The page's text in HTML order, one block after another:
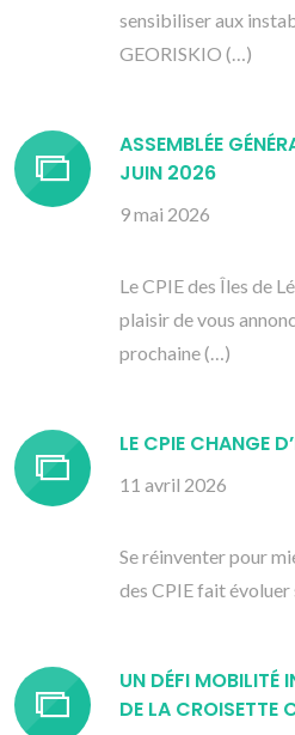
sensibiliser aux
GEORISKIO (…)
ASSEMBLÉE
JUIN 2026
9 mai 2026
Le CPIE des Îles de
plaisir de vous
prochaine (…)
LE CPIE CHANGE
11 avril 2026
Se réinventer pour
des CPIE fait
UN DÉFI MOBILITÉ
DE LA CROISETTE